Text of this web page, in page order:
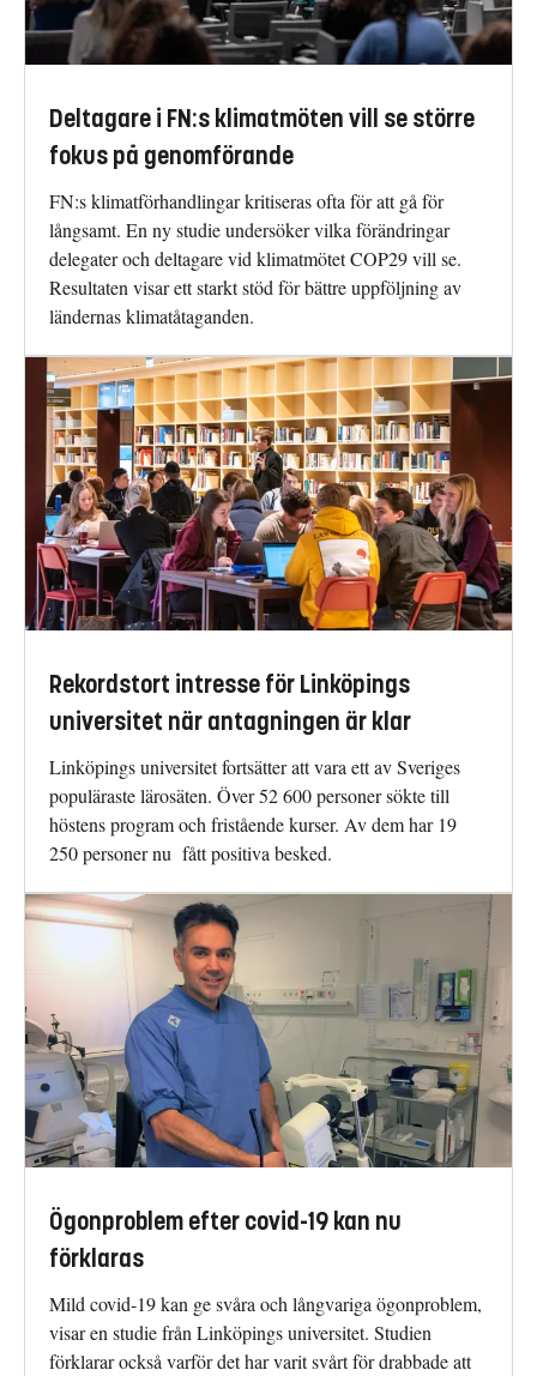
Deltagare i FN:s klimatmöten vill se större
fokus på genomförande
FN:s klimatförhandlingar kritiseras ofta för att gå för
långsamt. En ny studie undersöker vilka förändringar
delegater och deltagare vid klimatmötet COP29 vill se.
Resultaten visar ett starkt stöd för bättre uppföljning av
ländernas klimatåtaganden.
Rekordstort intresse för Linköpings
universitet när antagningen är klar
Linköpings universitet fortsätter att vara ett av Sveriges
populäraste lärosäten. Över 52 600 personer sökte till
höstens program och fristående kurser. Av dem har 19
250 personer nu fått positiva besked.
Ögonproblem efter covid-19 kan nu
förklaras
Mild covid-19 kan ge svåra och långvariga ögonproblem,
visar en studie från Linköpings universitet. Studien
förklarar också varför det har varit svårt för drabbade att